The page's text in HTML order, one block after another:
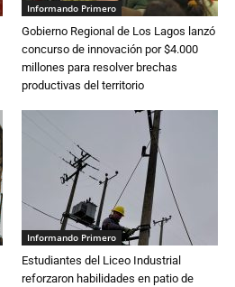
Informando Primero
Gobierno Regional de Los Lagos lanzó
concurso de innovación por $4.000
millones para resolver brechas
productivas del territorio
Informando Primero
Estudiantes del Liceo Industrial
reforzaron habilidades en patio de